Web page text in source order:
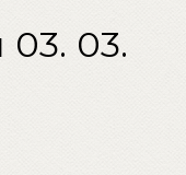
03.